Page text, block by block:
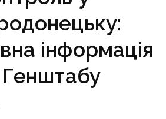
інформація
Генштабу